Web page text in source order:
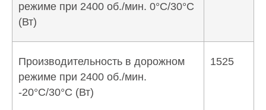
режиме при 2400 об./мин. 0°C/30°C
(Вт)
Производительность в дорожном
режиме при 2400 об./мин.
-20°C/30°C (Вт)
1525